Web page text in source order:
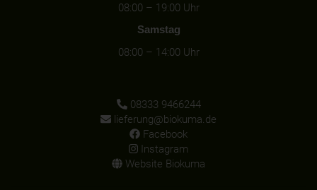
08:00 – 19:00 Uhr
Samstag
08:00 – 14:00 Uhr
08333 9466244
lieferung@biokuma.de
Facebook
Instagram
Website Biokuma